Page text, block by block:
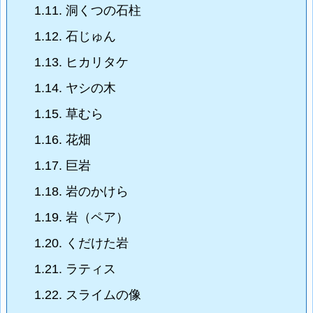
1.11. 洞くつの石柱
1.12. 石じゅん
1.13. ヒカリタケ
1.14. ヤシの木
1.15. 草むら
1.16. 花畑
1.17. 巨岩
1.18. 岩のかけら
1.19. 岩（ペア）
1.20. くだけた岩
1.21. ラティス
1.22. スライムの像